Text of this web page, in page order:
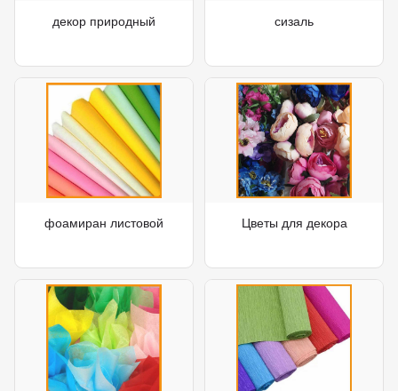
декор природный сизаль
фоамиран листовой Цветы для декора